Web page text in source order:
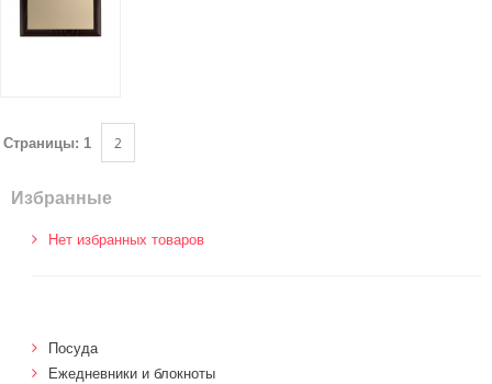
Страницы: 1 2
Избранные
Нет избранных товаров
Посуда
Ежедневники и блокноты